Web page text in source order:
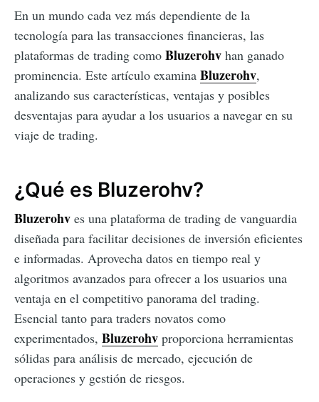
En un mundo cada vez más dependiente de la
tecnología para las transacciones financieras, las
plataformas de trading como Bluzerohv han ganado
prominencia. Este artículo examina Bluzerohv,
analizando sus características, ventajas y posibles
desventajas para ayudar a los usuarios a navegar en su
viaje de trading.
¿Qué es Bluzerohv?
Bluzerohv es una plataforma de trading de vanguardia
diseñada para facilitar decisiones de inversión eficientes
e informadas. Aprovecha datos en tiempo real y
algoritmos avanzados para ofrecer a los usuarios una
ventaja en el competitivo panorama del trading.
Esencial tanto para traders novatos como
experimentados, Bluzerohv proporciona herramientas
sólidas para análisis de mercado, ejecución de
operaciones y gestión de riesgos.